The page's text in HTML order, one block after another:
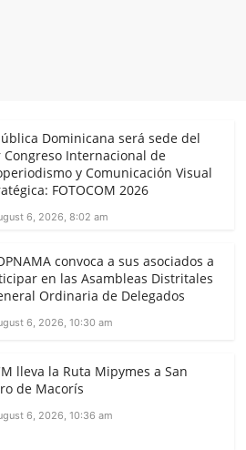
Dominicana será sede del
Congreso Internacional de
y Comunicación Visual
FOTOCOM 2026
6, 2026, 8:02 am
convoca a sus asociados a
en las Asambleas Distritales
Ordinaria de Delegados
6, 2026, 10:30 am
lleva la Ruta Mipymes a San
de Macorís
6, 2026, 10:36 am